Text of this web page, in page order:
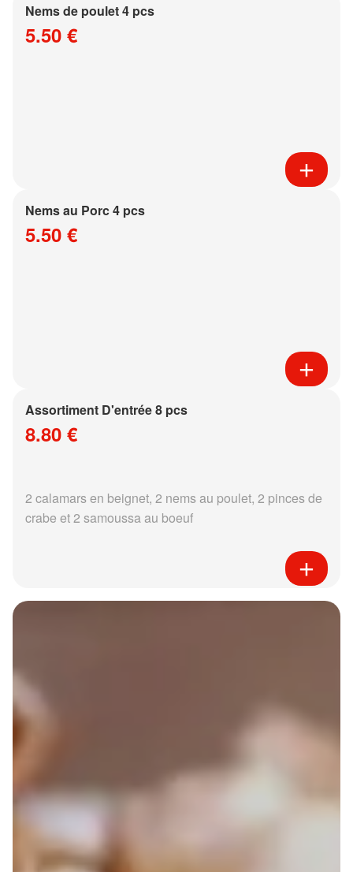
Nems de poulet 4 pcs
5.50 €
Nems au Porc 4 pcs
5.50 €
Assortiment D'entrée 8 pcs
8.80 €
2 calamars en beignet, 2 nems au poulet, 2 pinces de
crabe et 2 samoussa au boeuf